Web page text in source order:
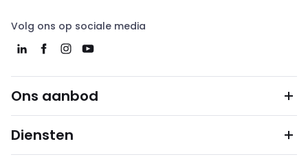
Volg ons op sociale media
Ons aanbod
Diensten